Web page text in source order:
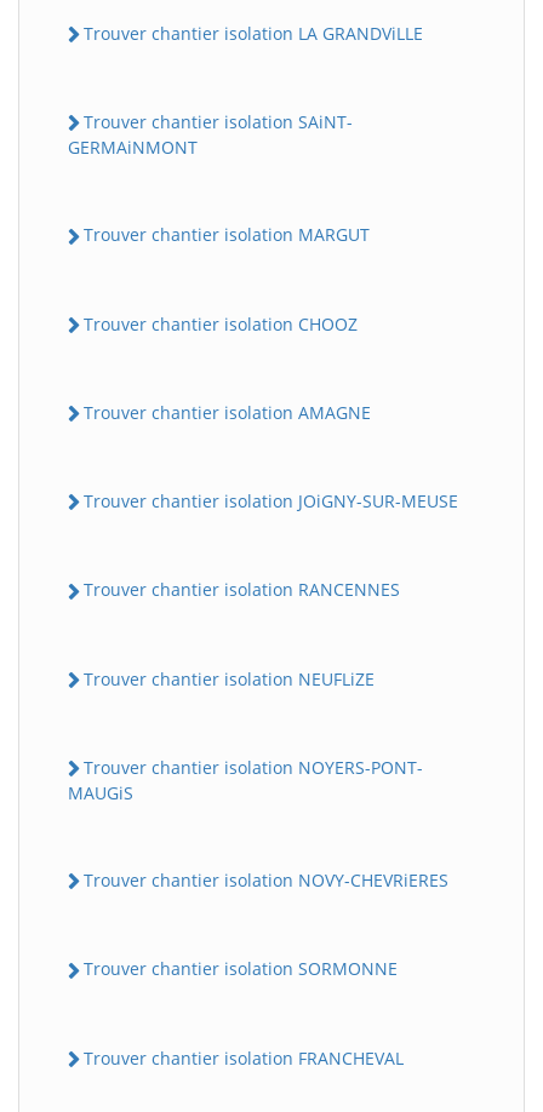
Trouver chantier isolation LA GRANDViLLE
Trouver chantier isolation SAiNT-
GERMAiNMONT
Trouver chantier isolation MARGUT
Trouver chantier isolation CHOOZ
Trouver chantier isolation AMAGNE
Trouver chantier isolation JOiGNY-SUR-MEUSE
Trouver chantier isolation RANCENNES
Trouver chantier isolation NEUFLiZE
Trouver chantier isolation NOYERS-PONT-
MAUGiS
Trouver chantier isolation NOVY-CHEVRiERES
Trouver chantier isolation SORMONNE
Trouver chantier isolation FRANCHEVAL